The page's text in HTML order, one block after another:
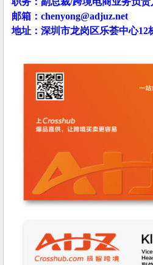
邮箱：chenyong@adjuz.net
地址：深圳市龙岗区乐荟中心12